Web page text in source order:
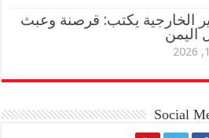
الخارجية يكتب: قرصنة وعبث
اليمن